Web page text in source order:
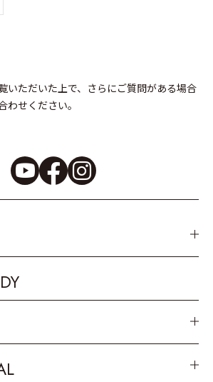
いただいた上で、さらにご質問がある場合
わせください。